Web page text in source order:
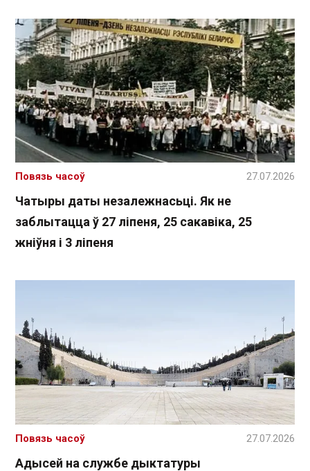
Чатыры даты незалежнасьці. Як не
заблытацца ў 27 ліпеня, 25 сакавіка, 25
жніўня і 3 ліпеня
Повязь часоў 27.07.2026
Адысей на службе дыктатуры
Повязь часоў 27.07.2026